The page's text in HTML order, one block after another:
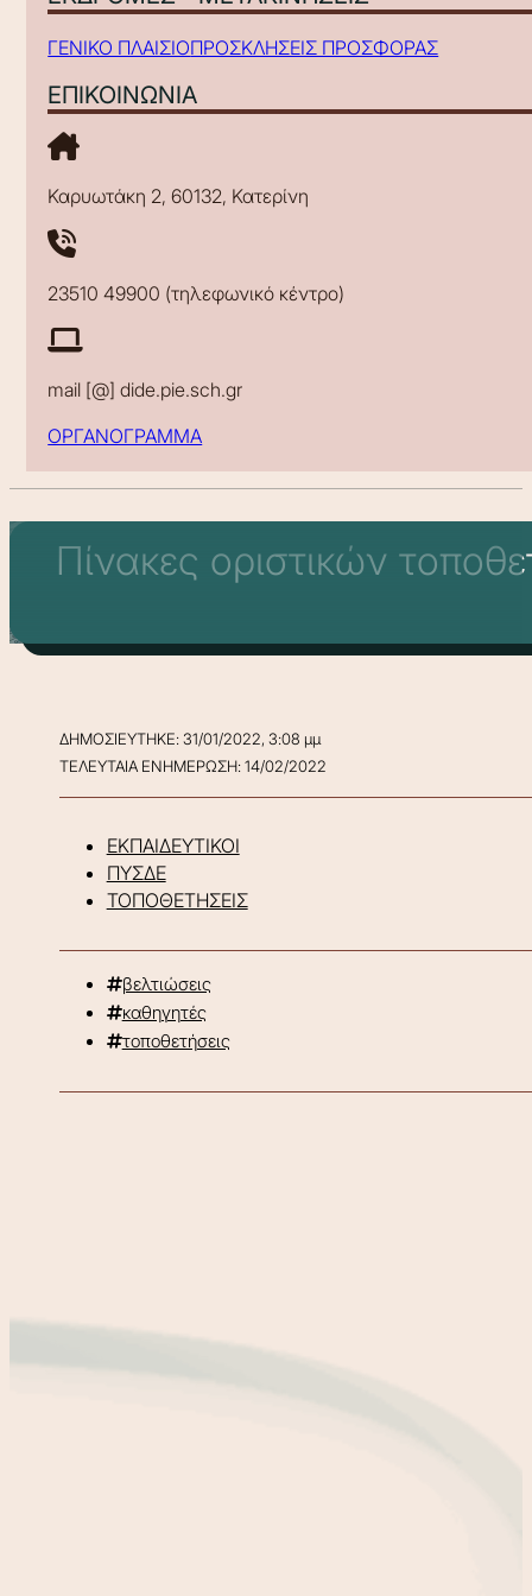
ΓΕΝΙΚΟ ΠΛΑΙΣΙΟΠΡΟΣΚΛΗΣΕΙΣ ΠΡΟΣΦΟΡΑΣ
ΕΠΙΚΟΙΝΩΝΙΑ
Καρυωτάκη 2, 60132, Κατερίνη
23510 49900 (τηλεφωνικό κέντρο)
mail [@] dide.pie.sch.gr
ΟΡΓΑΝΟΓΡΑΜΜΑ
Πίνακες οριστικών
ΔΗΜΟΣΙΕΥΤΗΚΕ: 31/01/2022, 3:08 μμ
ΤΕΛΕΥΤΑΙΑ ΕΝΗΜΕΡΩΣΗ: 14/02/2022
ΕΚΠΑΙΔΕΥΤΙΚΟΙ
ΠΥΣΔΕ
ΤΟΠΟΘΕΤΗΣΕΙΣ
βελτιώσεις
καθηγητές
τοποθετήσεις